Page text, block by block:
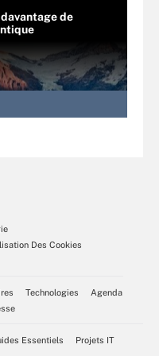
de
Des Cookies
Technologies
Agenda
Essentiels Projets IT